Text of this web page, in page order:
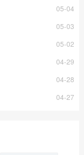
05-04
05-03
05-02
04-29
04-28
04-27